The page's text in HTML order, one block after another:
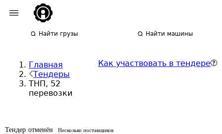
Найти грузы Найти машины
Главная
Тендеры
ТНП, 52
перевозки
Как участвовать в тендере
Тендер отменён Несколько поставщиков